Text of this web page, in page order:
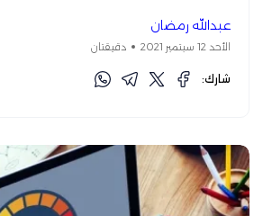
عبدالله رمضان
الأحد 12 سبتمبر 2021 دقيقتان
شارك: